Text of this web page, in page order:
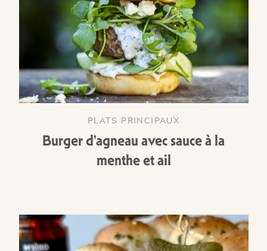
PLATS PRINCIPAUX
Burger d'agneau avec sauce à la
menthe et ail